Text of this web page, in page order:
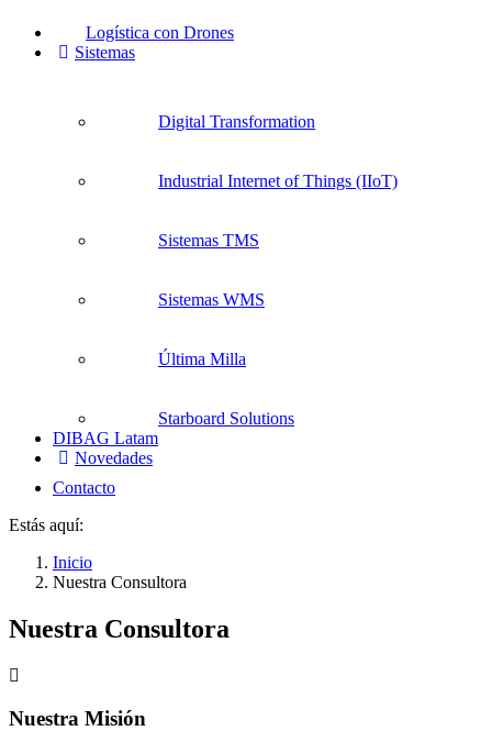
Logística con Drones
Sistemas
Digital Transformation
Industrial Internet of Things (IIoT)
Sistemas TMS
Sistemas WMS
Última Milla
Starboard Solutions
DIBAG Latam
Novedades
Contacto
Estás aquí:
Inicio
Nuestra Consultora
Nuestra Consultora
Nuestra Misión